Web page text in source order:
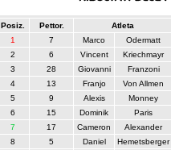
Posiz. Pettor. Atleta
1
7 Marco Odermatt
2
6 Vincent Kriechmayr
3
28 Giovanni Franzoni
4
13 Franjo Von Allmen
5
9 Alexis Monney
6
15 Dominik Paris
7
17 Cameron Alexander
8
5 Daniel Hemetsberger